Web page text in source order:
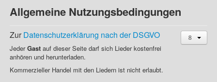
Allgemeine Nutzungsbedingungen
Zur Datenschutzerklärung nach der DSGVO
JederGast auf dieser Seite darf sich Lieder kostenfrei
anhören und herunterladen.
Kommerzieller Handel mit den Liedern ist nicht erlaubt.